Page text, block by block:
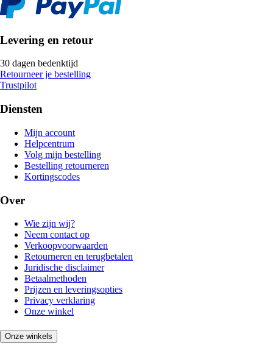
Levering en retour
30 dagen bedenktijd
Retourneer je bestelling
Trustpilot
Diensten
Mijn account
Helpcentrum
Volg mijn bestelling
Bestelling retourneren
Kortingscodes
Over
Wie zijn wij?
Neem contact op
Verkoopvoorwaarden
Retourneren en terugbetalen
Juridische disclaimer
Betaalmethoden
Prijzen en leveringsopties
Privacy verklaring
Onze winkel
Onze winkels